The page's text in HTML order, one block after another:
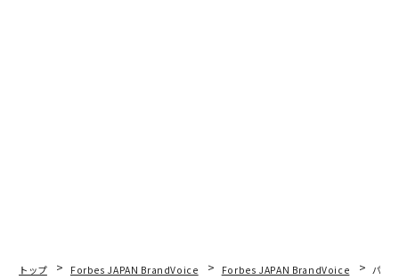
トップ Forbes JAPAN BrandVoice Forbes JAPAN BrandVoice パシ